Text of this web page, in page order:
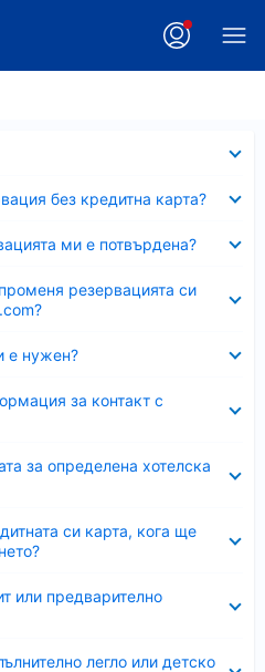
без кредитна карта?
ми е потвърдена?
резервацията си
е нужен?
за контакт с
за определена хотелска
си карта, кога ще
или предварително
легло или детско